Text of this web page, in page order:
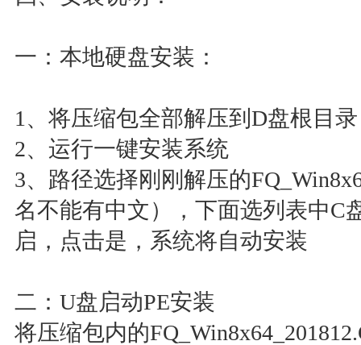
一：本地硬盘安装：
1、将压缩包全部解压到D盘根目
2、运行一键安装系统
3、路径选择刚刚解压的
名不能有中文），下面选列表中C
启，点击是，系统将自动安装
二：U盘启动PE安装
将压缩包内的